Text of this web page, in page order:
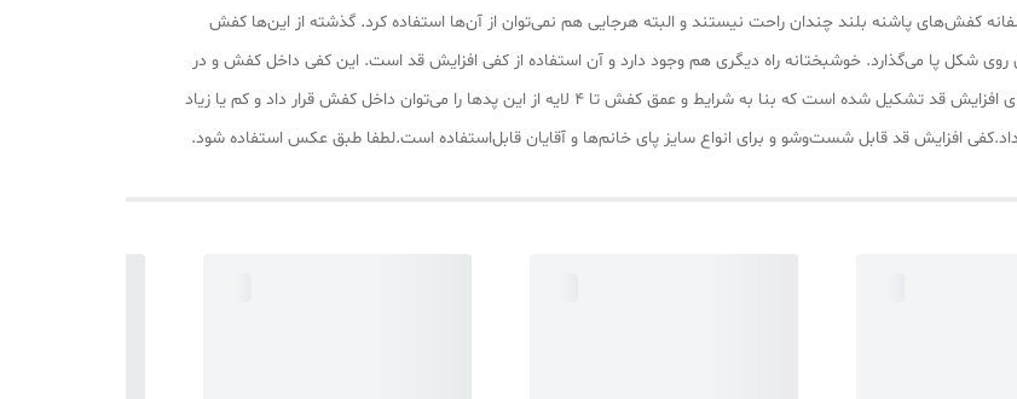
کفش‌های پاشنه‌ بلند چندان راحت نیستند و البته هرجایی هم نمی‌توان از آن‌ها استفاده کرد. گذشته از این‌ها کفش
روی شکل پا می‌گذارد. خوشبختانه راه دیگری هم وجود دارد و آن استفاده از کفی افزایش قد است. این کفی داخل کفش و در
قسمت پاشنه قرار می‌گیرد و قد را بلندتر نشان می‌دهد.کفی از پدهای افزایش قد تشکیل شده است که بنا به شرایط و عمق کفش تا 4 لایه از این پدها را می‌توان داخل کفش قرار داد و کم یا زیاد